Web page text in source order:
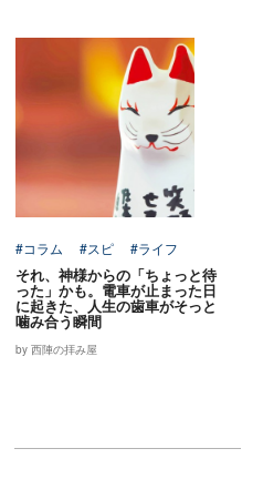
#コラム #スピ #ライフ
それ、神様からの「ちょっと待
った」かも。電車が止まった日
に起きた、人生の歯車がそっと
噛み合う瞬間
by 西陣の拝み屋